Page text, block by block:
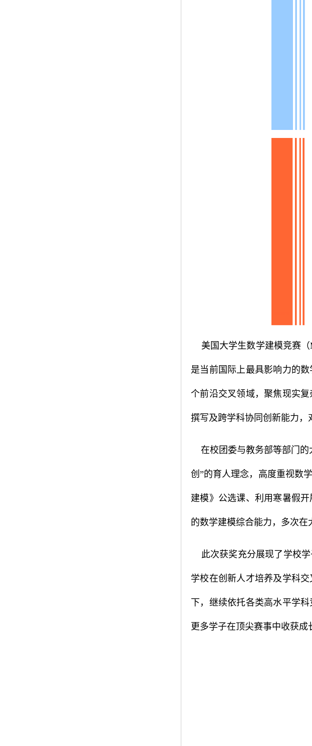
美国大学生数学建模竞赛
是当前国际上最具影响力的
个前沿交叉领域，聚焦现实
撰写及跨学科协同创新能力，
在校团委与教务部等部门的
创”的育人理念，高度重视数
建模》公选课、利用寒暑假
的数学建模综合能力，多次在
此次获奖充分展现了学校
学校在创新人才培养及学科
下，继续依托各类高水平学
更多学子在顶尖赛事中收获成